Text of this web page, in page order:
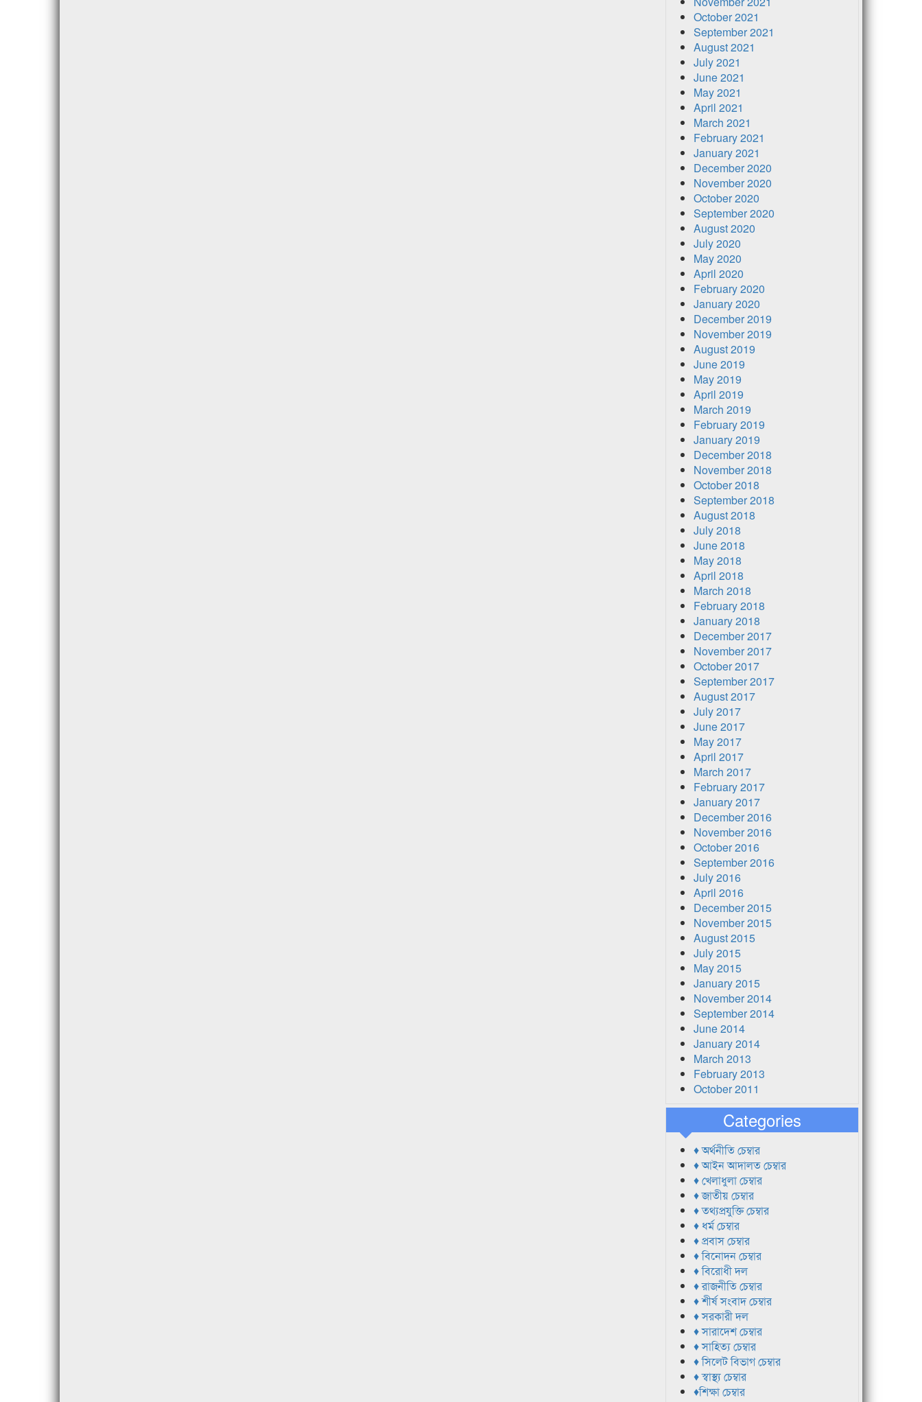
October 2021
September 2021
August 2021
July 2021
June 2021
May 2021
April 2021
March 2021
February 2021
January 2021
December 2020
November 2020
October 2020
September 2020
August 2020
July 2020
May 2020
April 2020
February 2020
January 2020
December 2019
November 2019
August 2019
June 2019
May 2019
April 2019
March 2019
February 2019
January 2019
December 2018
November 2018
October 2018
September 2018
August 2018
July 2018
June 2018
May 2018
April 2018
March 2018
February 2018
January 2018
December 2017
November 2017
October 2017
September 2017
August 2017
July 2017
June 2017
May 2017
April 2017
March 2017
February 2017
January 2017
December 2016
November 2016
October 2016
September 2016
July 2016
April 2016
December 2015
November 2015
August 2015
July 2015
May 2015
January 2015
November 2014
September 2014
June 2014
January 2014
March 2013
February 2013
October 2011
Categories
♦ অর্থনীতি চেম্বার
♦ আইন আদালত চেম্বার
♦ খেলাধুলা চেম্বার
♦ জাতীয় চেম্বার
♦ তথ্যপ্রযুক্তি চেম্বার
♦ ধর্ম চেম্বার
♦ প্রবাস চেম্বার
♦ বিনোদন চেম্বার
♦ বিরোধী দল
♦ রাজনীতি চেম্বার
♦ শীর্ষ সংবাদ চেম্বার
♦ সরকারী দল
♦ সারাদেশ চেম্বার
♦ সাহিত্য চেম্বার
♦ সিলেট বিভাগ চেম্বার
♦ স্বাস্থ্য চেম্বার
♦শিক্ষা চেম্বার